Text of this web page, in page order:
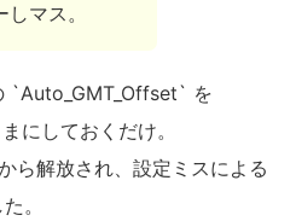
マス。
`Auto_GMT_Offset` を
にしておくだけ。
ら解放され、設定ミスによる
。